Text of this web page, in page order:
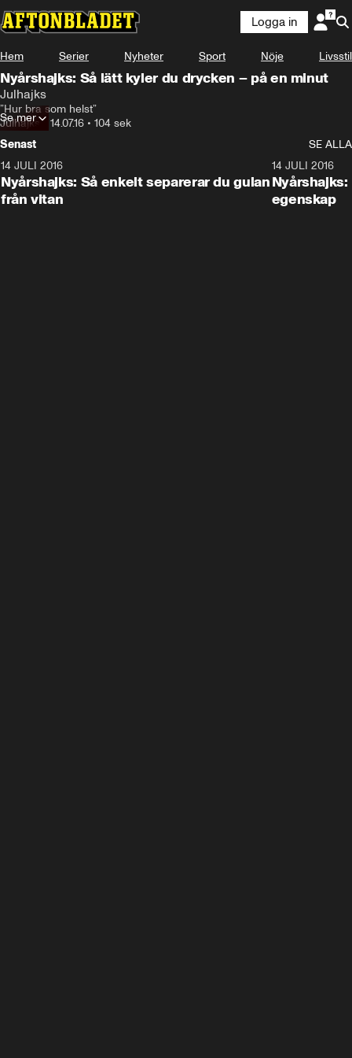
Logga in
Hem Serier Nyheter Sport Nöje Livsstil
Nyårshajks: Så lätt kyler du drycken – på en minut
Julhajks
”Hur bra som helst”
Julhajks• 14.07.16 • 104 sek
Se mer
Senast
SE ALLA
14 JULI 2016
Nyårshajks: Så enkelt separerar du gulan
från vitan
14 JULI 2016
egenskap